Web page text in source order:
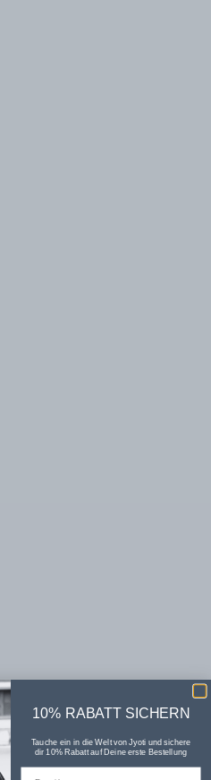
10% RABATT SICHERN
Tauche ein in die Welt von Jyoti und sichere
dir 10% Rabatt auf Deine erste Bestellung